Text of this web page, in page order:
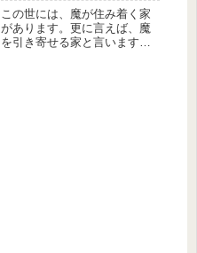
この世には、魔が住み着く家
があります。更に言えば、魔
を引き寄せる家と言います